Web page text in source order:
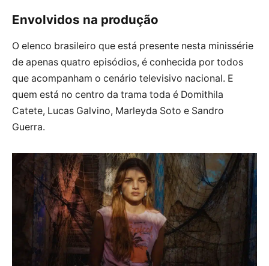
Envolvidos na produção
O elenco brasileiro que está presente nesta minissérie
de apenas quatro episódios, é conhecida por todos
que acompanham o cenário televisivo nacional. E
quem está no centro da trama toda é Domithila
Catete, Lucas Galvino, Marleyda Soto e Sandro
Guerra.